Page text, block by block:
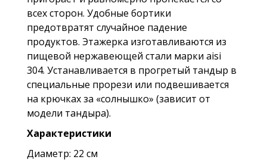
всех сторон. Удобные бортики
предотвратят случайное падение
продуктов. Этажерка изготавливаются из
пищевой нержавеющей стали марки aisi
304. Устанавливается в прогретый тандыр в
специальные прорези или подвешивается
на крючках за «солнышко» (зависит от
модели тандыра).
Характеристики
Диаметр: 22 см